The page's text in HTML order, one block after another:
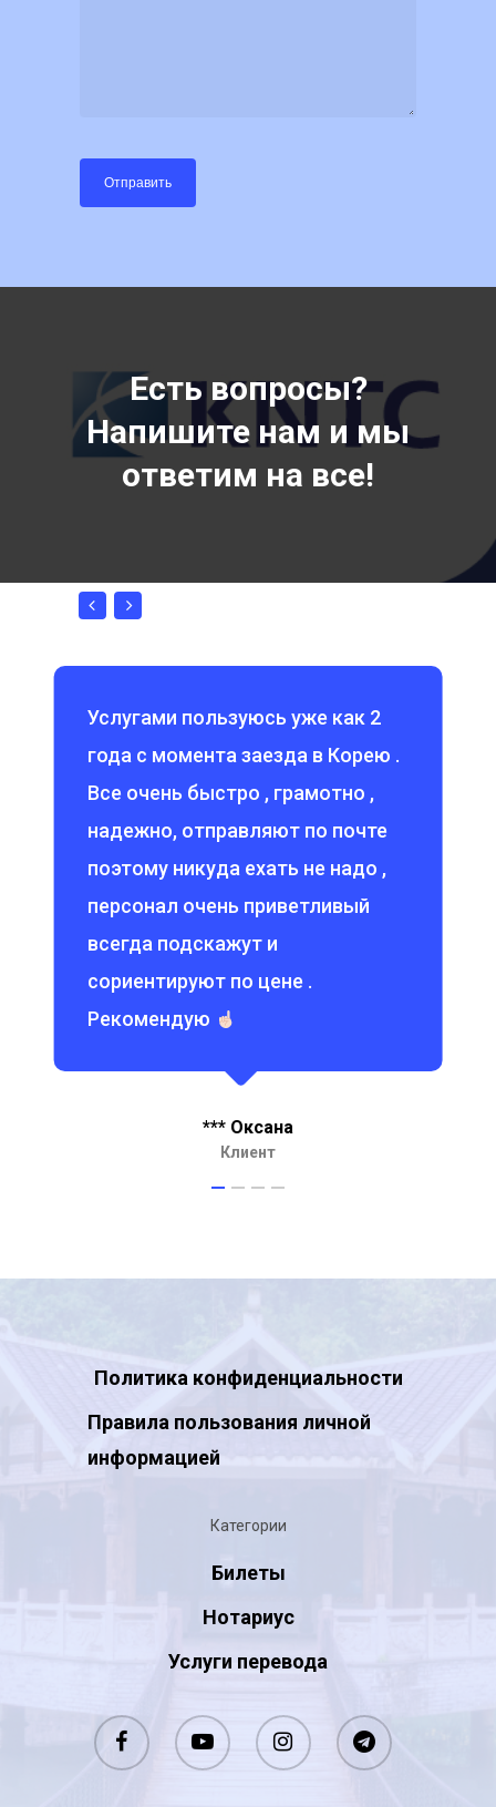
Есть вопросы?
Напишите нам и мы
ответим на все!
Услугами пользуюсь уже как 2
года с момента заезда в Корею .
Все очень быстро , грамотно ,
надежно, отправляют по почте
поэтому никуда ехать не надо ,
персонал очень приветливый
всегда подскажут и
сориентируют по цене .
Рекомендую
*** Оксана
Клиент
Политика конфиденциальности
Правила пользования личной
информацией
Категории
Билеты
Нотариус
Услуги перевода